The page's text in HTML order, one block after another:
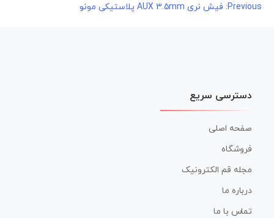
راهبری
Previous: فیش نری AUX 3.5mm پلاستیکی مونو
دسترسی سریع
صفحه اصلی
فروشگاه
مجله قم الکترونیک
درباره ما
تماس با ما